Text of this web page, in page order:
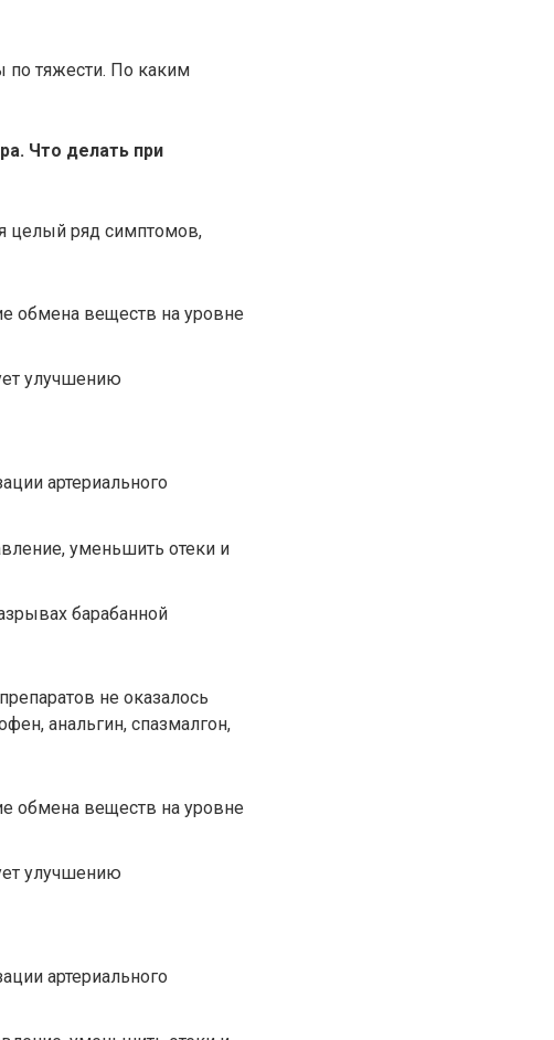
по тяжести. По каким
Что делать при
целый ряд симптомов,
обмена веществ на уровне
улучшению
артериального
уменьшить отеки и
барабанной
не оказалось
анальгин, спазмалгон,
обмена веществ на уровне
улучшению
артериального